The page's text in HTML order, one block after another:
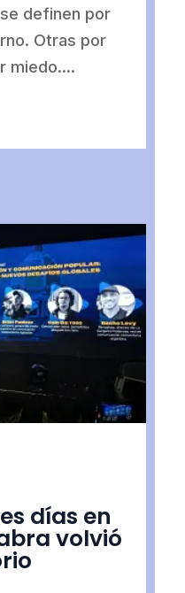
definen por
Otras por
miedo....
días en
volvió